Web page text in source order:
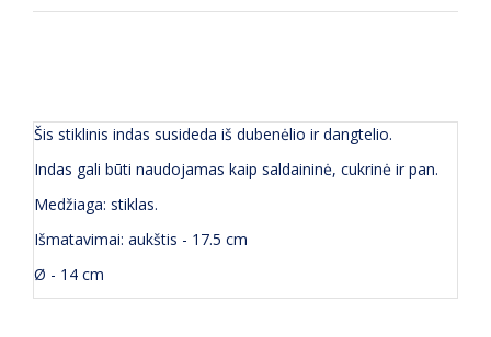
Šis stiklinis indas susideda iš dubenėlio ir dangtelio.
Indas gali būti naudojamas kaip saldaininė, cukrinė ir pan.
Medžiaga: stiklas.
Išmatavimai: aukštis - 17.5 cm
Ø - 14 cm